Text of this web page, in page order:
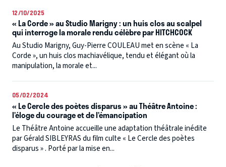
12/10/2025
« La Corde » au Studio Marigny : un huis clos au scalpel
qui interroge la morale rendu célèbre par HITCHCOCK
Au Studio Marigny, Guy-Pierre COULEAU met en scène « La
Corde », un huis clos machiavélique, tendu et élégant où la
manipulation, la morale et...
05/02/2024
« Le Cercle des poètes disparus » au Théâtre Antoine :
l’éloge du courage et de l’émancipation
Le Théâtre Antoine accueille une adaptation théâtrale inédite
par Gérald SIBLEYRAS du film culte « Le Cercle des poètes
disparus » . Porté par la mise en...